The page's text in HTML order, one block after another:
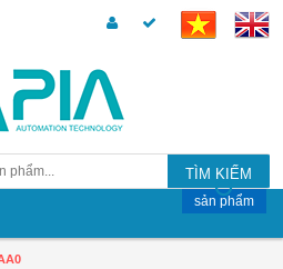
TÌM KIẾM
sản phẩm